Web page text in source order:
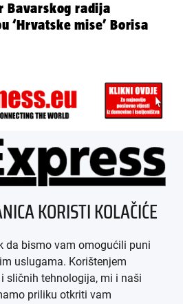
Bavarskog radija
‘Hrvatske mise’ Borisa
UNS
AGB
KORISTI KOLAČIĆE
da bismo vam omogućili puni
uslugama. Korištenjem
sličnih tehnologija, mi i naši
priliku otkriti vam